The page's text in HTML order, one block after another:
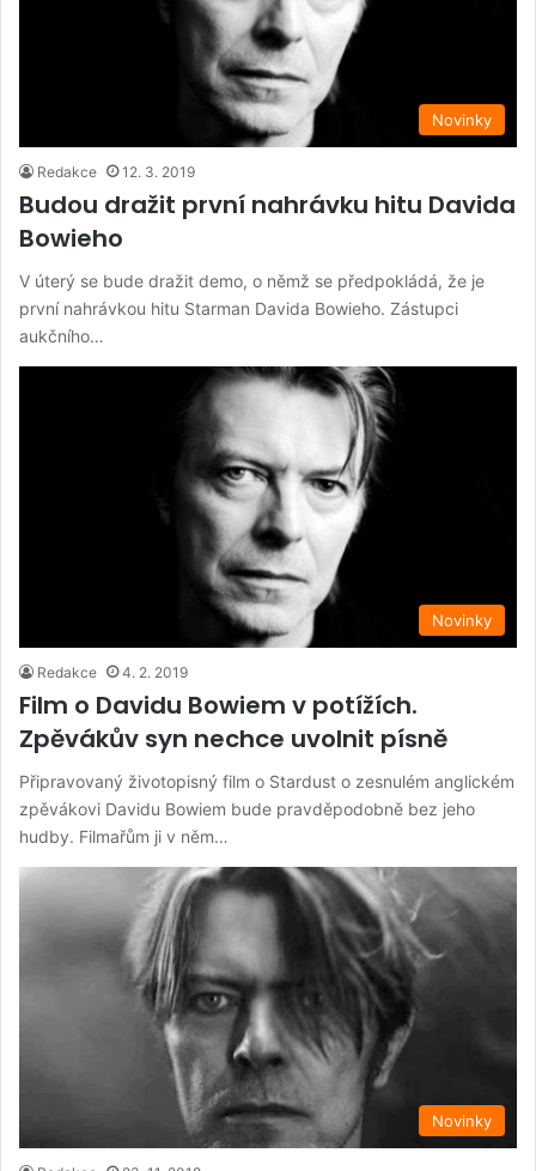
Novinky
Redakce 12. 3. 2019
Budou dražit první nahrávku hitu Davida
Bowieho
V úterý se bude dražit demo, o němž se předpokládá, že je
první nahrávkou hitu Starman Davida Bowieho. Zástupci
aukčního…
Novinky
Redakce 4. 2. 2019
Film o Davidu Bowiem v potížích.
Zpěvákův syn nechce uvolnit písně
Připravovaný životopisný film o Stardust o zesnulém anglickém
zpěvákovi Davidu Bowiem bude pravděpodobně bez jeho
hudby. Filmařům ji v něm…
Novinky